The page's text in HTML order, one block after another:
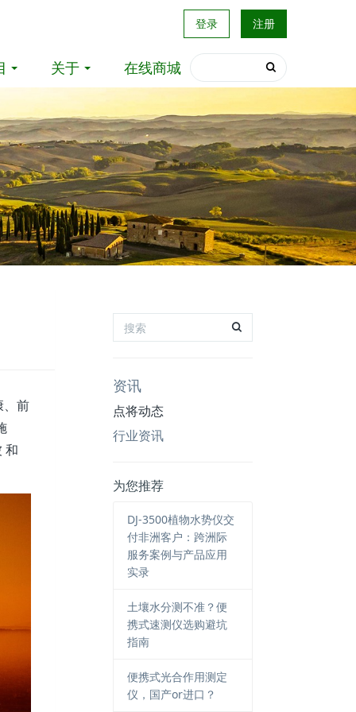
登录 注册
关于 在线商城
前
和
资讯
点将动态
行业资讯
为您推荐
DJ-3500植物水势仪交
付非洲客户：跨洲际
服务案例与产品应用
实录
土壤水分测不准？便
携式速测仪选购避坑
指南
便携式光合作用测定
仪，国产or进口？